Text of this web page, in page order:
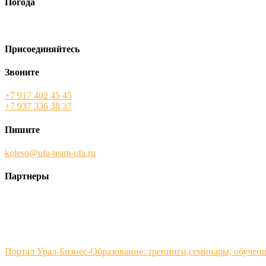
Погода
Присоединяйтесь
Звоните
+7 917 402 45 45
+7 937 336 38 37
Пишите
koleso@ufa-team-ufa.ru
Партнеры
Портал Урал-Бизнес-Образование: тренинги,семинары,